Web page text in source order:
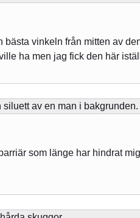
vinkeln från mitten av
ha men jag fick den här
som länge har hindrat